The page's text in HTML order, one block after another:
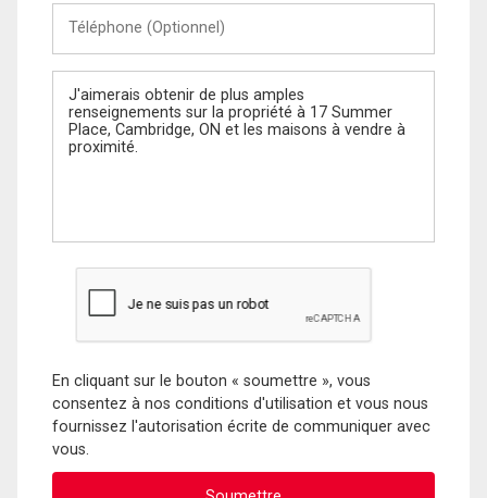
(Optionnel)
Message
En cliquant sur le bouton « soumettre », vous
consentez à nos conditions d'utilisation et vous nous
fournissez l'autorisation écrite de communiquer avec
vous.